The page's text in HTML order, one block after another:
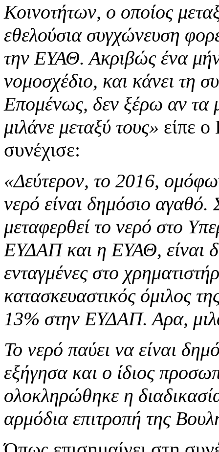
Κοινοτήτων, ο οποίος
εθελούσια συγχώνευση
την ΕΥΑΘ. Ακριβώς ένα
νομοσχέδιο, και κάνει τη
Επομένως, δεν ξέρω αν τα
μιλάνε μεταξύ τους» είπε
συνέχισε:
«Δεύτερον, το 2016,
νερό είναι δημόσιο αγαθό.
μεταφερθεί το νερό στο
ΕΥΔΑΠ και η ΕΥΑΘ, είναι
ενταγμένες στο
κατασκευαστικός όμιλος
13% στην ΕΥΔΑΠ. Αρα,
Το νερό παύει να είναι
εξήγησα και ο ίδιος
ολοκληρώθηκε η
αρμόδια επιτροπή της